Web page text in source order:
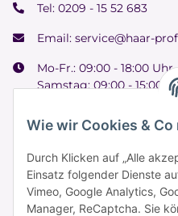
Wie wir Cookies & Co
Durch Klicken auf „Alle
Einsatz folgender Dienste
Vimeo, Google Analytics,
Manager, ReCaptcha. Sie
Tel: 0209 - 15 52 683
Email: service@haar-
Mo-Fr.: 09:00 - 18:00 Uhr
Samstag: 09:00 - 15:00
Informationen